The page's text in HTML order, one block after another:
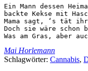
Ein Mann dessen
backte Kekse mit
Mama sagt, ‘s tät
Doch sie wäre schon
Was am Gras, aber
Mai Horlemann
Schlagwörter: Cannabis,